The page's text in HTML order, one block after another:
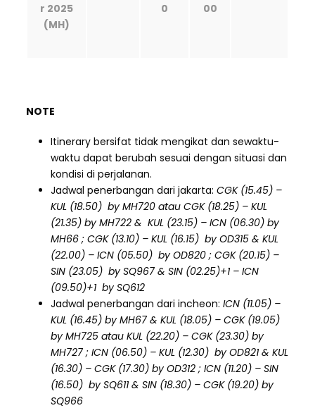
r 2025
(MH)
0
00
NOTE
Itinerary bersifat tidak mengikat dan sewaktu-
waktu dapat berubah sesuai dengan situasi dan
kondisi di perjalanan.
Jadwal penerbangan dari jakarta: CGK (15.45) –
KUL (18.50) by MH720 atau CGK (18.25) – KUL
(21.35) by MH722 & KUL (23.15) – ICN (06.30) by
MH66 ; CGK (13.10) – KUL (16.15) by OD315 & KUL
(22.00) – ICN (05.50) by OD820 ; CGK (20.15) –
SIN (23.05) by SQ967 & SIN (02.25)+1 – ICN
(09.50)+1 by SQ612
Jadwal penerbangan dari incheon: ICN (11.05) –
KUL (16.45) by MH67 & KUL (18.05) – CGK (19.05)
by MH725 atau KUL (22.20) – CGK (23.30) by
MH727 ; ICN (06.50) – KUL (12.30) by OD821 & KUL
(16.30) – CGK (17.30) by OD312 ; ICN (11.20) – SIN
(16.50) by SQ611 & SIN (18.30) – CGK (19.20) by
SQ966